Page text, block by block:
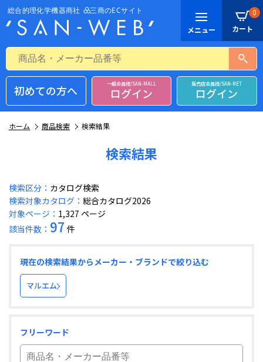
0
初めての方へ 一般会員様/SAN-MALL
ログイン
販売店会員様/SAN-NET
ログイン
ホーム 商品検索 検索結果
検索結果
検索区分： カタログ検索
検索対象カタログ： 総合カタログ2026
対象ページ： 1,327 ページ
該当件数： 97 件
現在の検索結果からメーカー・ブランドで絞り込む
マルエム
フリーワード